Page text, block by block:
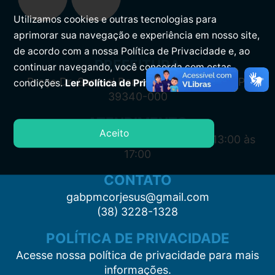
PREFEITURA
Praça Dr. Samuel Barreto, s/n, Centro CEP:
39340-000
ATENDIMENTO
Segunda à Sexta: 7:00 às 11:00 e das 13:00 às
17:00
CONTATO
gabpmcorjesus@gmail.com
(38) 3228-1328
POLÍTICA DE PRIVACIDADE
Acesse nossa política de privacidade para mais
informações.
Utilizamos cookies e outras tecnologias para
aprimorar sua navegação e experiência em nosso site,
de acordo com a nossa Política de Privacidade e, ao
continuar navegando, você concorda com estas
condições.Ler Política de Privacidade.
Aceito